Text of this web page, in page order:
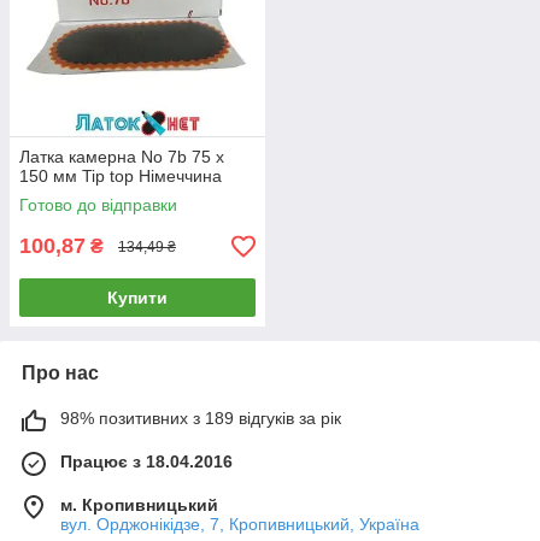
Латка камерна No 7b 75 х
150 мм Tip top Німеччина
Готово до відправки
100,87 ₴ 134,49 ₴
Купити
Про нас
98% позитивних з 189 відгуків за рік
Працює з 18.04.2016
м. Кропивницький
вул. Орджонікідзе, 7, Кропивницький, Україна